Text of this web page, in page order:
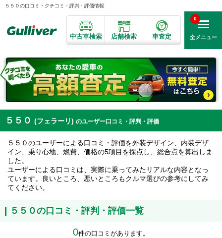
５５０の口コミ・クチコミ・評判・評価情報
中古車検索 店舗検索 車査定 全メニュー
0
５５０ (フェラーリ) のユーザー口コミ・評判・評価
５５０のユーザーによる口コミ・評価を外装デザイン、内装デザ
イン、乗り心地、燃費、価格の5項目を採点し、総合点を算出しま
した。
ユーザーによる口コミは、実際に乗ってみたリアルな内容となっ
ています。良いところ、悪いところもクルマ選びの参考にしてみ
てください。
５５０の口コミ・評判・評価一覧
0件の口コミがあります。